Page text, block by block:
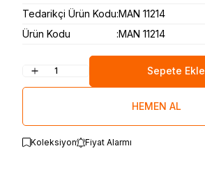
Tedarikçi Ürün Kodu:MAN 11214
Ürün Kodu
:MAN 11214
Sepete Ekle
HEMEN AL
Koleksiyon Fiyat Alarmı